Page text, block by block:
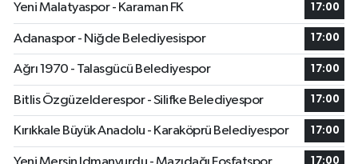
Yeni Malatyaspor - Karaman FK
17:00
Adanaspor - Niğde Belediyesispor 17:00
Ağrı 1970 - Talasgücü Belediyespor 17:00
Bitlis Özgüzelderespor - Silifke Belediyespor 17:00
Kırıkkale Büyük Anadolu - Karaköprü Belediyespor 17:00
17:00